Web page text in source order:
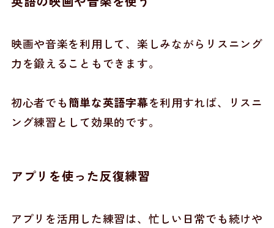
映画や音楽を利用して、楽しみながらリスニング
力を鍛えることもできます。
初心者でも 簡単な英語字幕を利用すれば、リスニ
ング練習として効果的です。
アプリを使った反復練習
アプリを活用した練習は、忙しい日常でも続けや